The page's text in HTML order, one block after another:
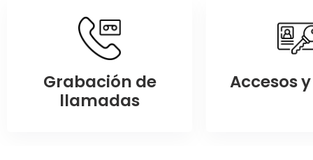
Grabación de
llamadas
Accesos